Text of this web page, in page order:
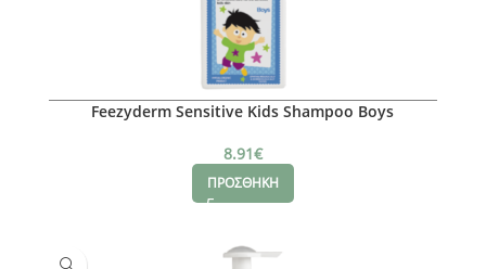
Feezyderm Sensitive Kids Shampoo Boys
8.91€
ΠΡΟΣΘΗΚΗ